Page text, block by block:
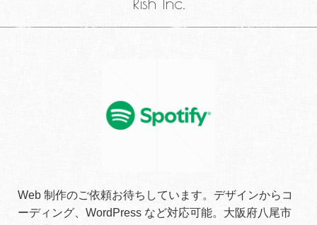
Web 制作のご依頼お待ちしています。デザインからコ
ーディング、WordPress など対応可能。大阪府八尾市